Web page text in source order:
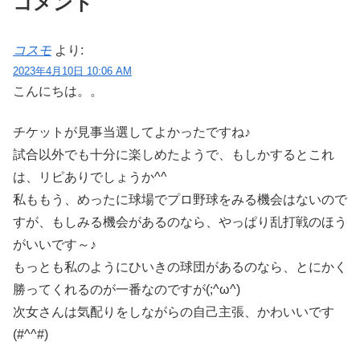
コスモ より:
2023年4月10日 10:06 AM
こんにちは。。
チケットが見事当選してよかったですね♪
試合以外でも十分に楽しめたようで、もしかするとこれ
は、リピありでしょうか^^
私ももう、めったに球場でプロ野球をみる機会はないので
すが、もしみる機会があるのなら、やっぱり乱打戦のほう
がいいです～♪
もっとも私のようにひいきの球団があるのなら、とにかく
勝ってくれるのが一番なのですが(;^ω^)
次女さんは気配りをしながらの自己主張、かわいいです
(#^^#)